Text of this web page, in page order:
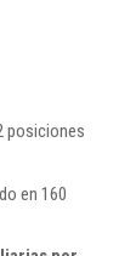
posiciones
en 160